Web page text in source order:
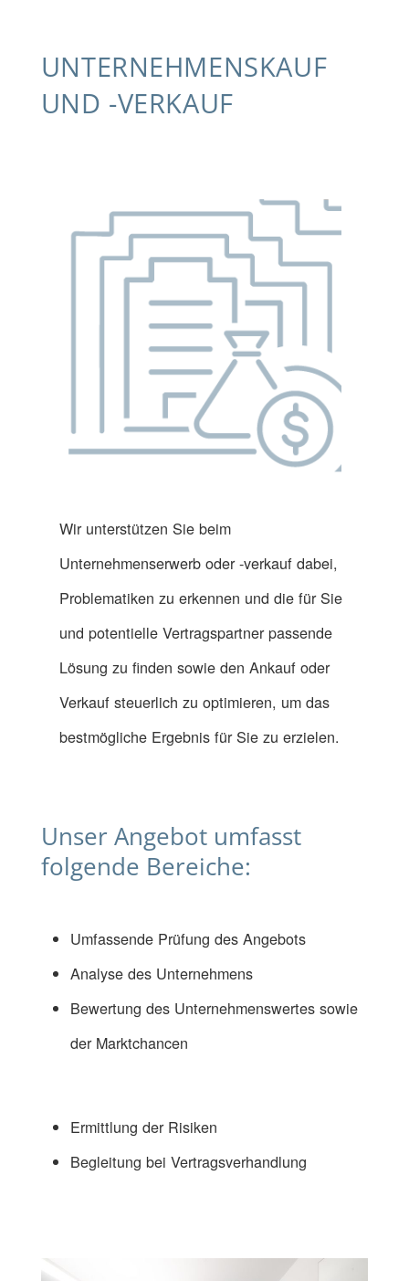
UNTERNEHMENSKAUF
UND -VERKAUF
Wir unterstützen Sie beim
Unternehmenserwerb oder -verkauf dabei,
Problematiken zu erkennen und die für Sie
und potentielle Vertragspartner passende
Lösung zu finden sowie den Ankauf oder
Verkauf steuerlich zu optimieren, um das
bestmögliche Ergebnis für Sie zu erzielen.
Unser Angebot umfasst
folgende Bereiche:
Umfassende Prüfung des Angebots
Analyse des Unternehmens
Bewertung des Unternehmenswertes sowie
der Marktchancen
Ermittlung der Risiken
Begleitung bei Vertragsverhandlung